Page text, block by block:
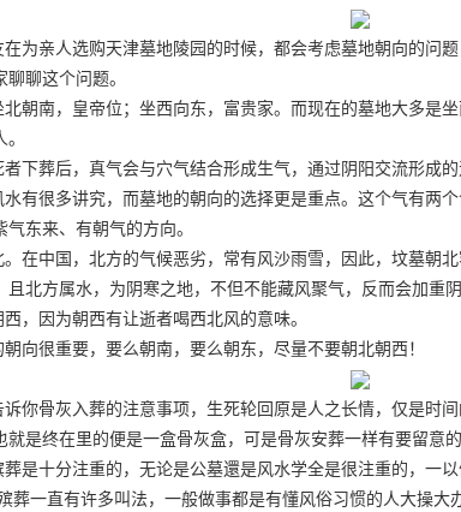
为亲人选购天津墓地陵园的时候，都会考虑墓地朝向的问
聊这个问题。
朝南，皇帝位；坐西向东，富贵家。而现在的墓地大多是
下葬后，真气会与穴气结合形成生气，通过阴阳交流形成
水有很多讲究，而墓地的朝向的选择更是重点。这个气有两
东来、有朝气的方向。
在中国，北方的气候恶劣，常有风沙雨雪，因此，坟墓朝
且北方属水，为阴寒之地，不但不能藏风聚气，反而会加重
，因为朝西有让逝者喝西北风的意味。
向很重要，要么朝南，要么朝东，尽量不要朝北朝西！
诉你骨灰入葬的注意事项，生死轮回原是人之长情，仅是时
就是终在里的便是一盒骨灰盒，可是骨灰安葬一样有要留意
是十分注重的，无论是公墓還是风水学全是很注重的，一
葬一直有许多叫法，一般做事都是有懂风俗习惯的人大操大